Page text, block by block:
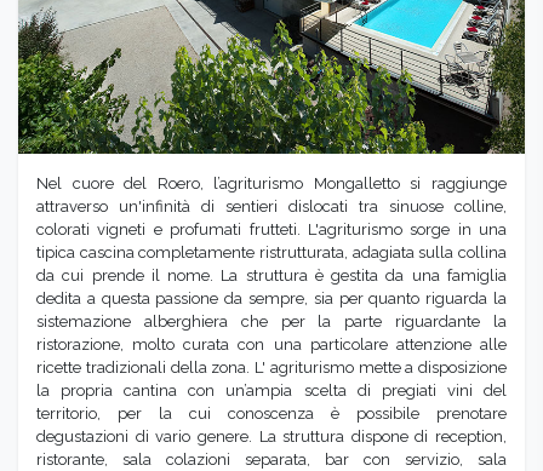
Nel cuore del Roero, l’agriturismo Mongalletto si raggiunge
attraverso un'infinità di sentieri dislocati tra sinuose colline,
colorati vigneti e profumati frutteti. L'agriturismo sorge in una
tipica cascina completamente ristrutturata, adagiata sulla collina
da cui prende il nome. La struttura è gestita da una famiglia
dedita a questa passione da sempre, sia per quanto riguarda la
sistemazione alberghiera che per la parte riguardante la
ristorazione, molto curata con una particolare attenzione alle
ricette tradizionali della zona. L' agriturismo mette a disposizione
la propria cantina con un’ampia scelta di pregiati vini del
territorio, per la cui conoscenza è possibile prenotare
degustazioni di vario genere. La struttura dispone di reception,
ristorante, sala colazioni separata, bar con servizio, sala